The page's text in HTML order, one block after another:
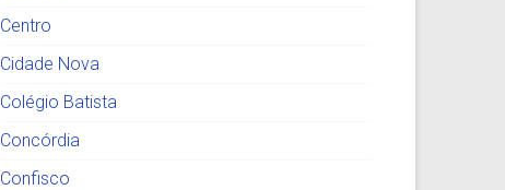
Centro
Cidade Nova
Colégio Batista
Concórdia
Confisco